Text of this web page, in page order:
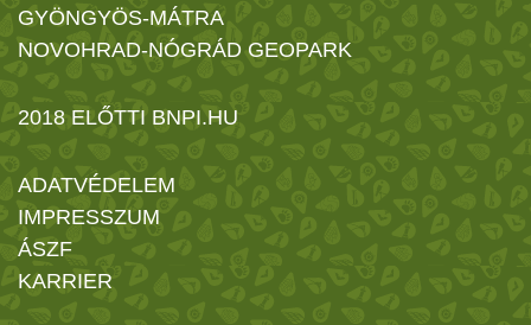
GYÖNGYÖS-MÁTRA
NOVOHRAD-NÓGRÁD GEOPARK
2018 ELŐTTI BNPI.HU
ADATVÉDELEM
IMPRESSZUM
ÁSZF
KARRIER